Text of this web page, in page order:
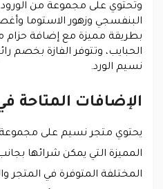
وتحتوي على مجموعة من الورود
البنفسجي وزهور الاستوما
بطريقة مميزة مع إضافة
الحبايب، وتتوفر الفازة بخصم
نسيم الورد.
الإضافات المتاحة
يحتوي متجر نسيم على
المميزة التي يمكن شرائها
المختلفة المتوفرة في المتجر